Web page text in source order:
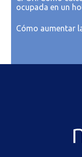
ocupada en un
Cómo aumentar